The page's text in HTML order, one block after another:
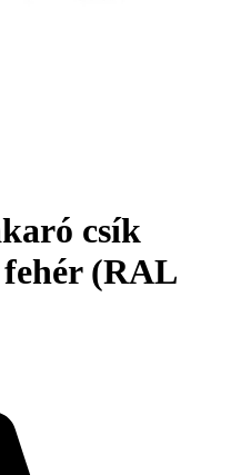
csík
(RAL